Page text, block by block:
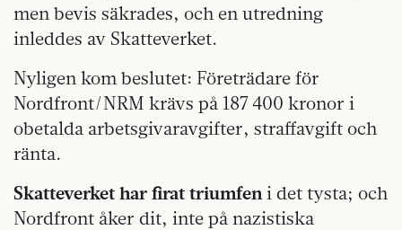
men bevis säkrades, och en utredning
inleddes av Skatteverket.
Nyligen kom beslutet: Företrädare för
Nordfront/NRM krävs på 187 400 kronor i
obetalda arbetsgivaravgifter, straffavgift och
ränta.
Skatteverket har firat triumfen i det tysta; och
Nordfront åker dit, inte på nazistiska